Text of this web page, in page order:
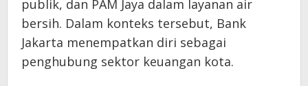
publik, dan PAM Jaya dalam layanan air
bersih. Dalam konteks tersebut, Bank
Jakarta menempatkan diri sebagai
penghubung sektor keuangan kota.